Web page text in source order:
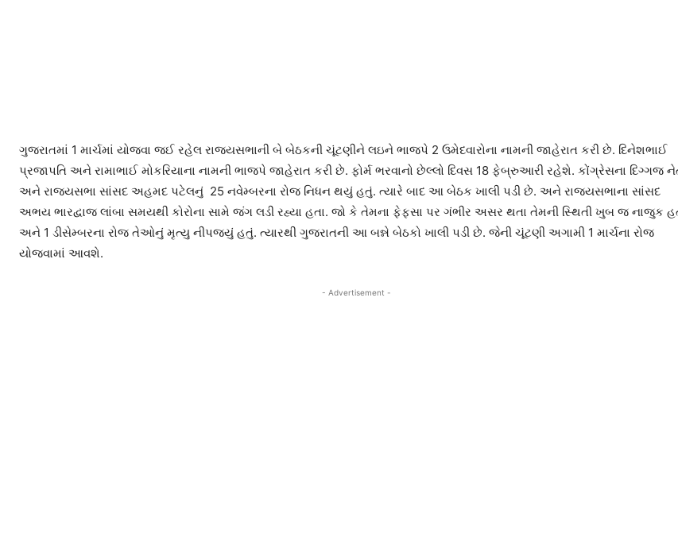
ગુજરાતમાં 1 માર્ચમાં યોજવા જઈ રહેલ રાજ્યસભાની બે બેઠકની ચૂંટણીને લઇને ભાજપે 2 ઉમેદવારોના નામની જાહેરાત કરી છે. દિનેશભાઈ
પ્રજાપતિ અને રામાભાઈ મોકરિયાના નામની ભાજપે જાહેરાત કરી છે. ફોર્મ ભરવાનો છેલ્લો દિવસ 18 ફેબ્રુઆરી રહેશે. કોંગ્રેસના દિગ્ગજ
અને રાજ્યસભા સાંસદ અહમદ પટેલનું 25 નવેમ્બરના રોજ નિધન થયું હતું. ત્યારે બાદ આ બેઠક ખાલી પડી છે. અને રાજ્યસભાના સાંસદ
અભય ભારદ્વાજ લાંબા સમયથી કોરોના સામે જંગ લડી રહ્યા હતા. જો કે તેમના ફેફસા પર ગંભીર અસર થતા તેમની સ્થિતી ખુબ જ નાજુક
અને 1 ડીસેમ્બરના રોજ તેઓનું મૃત્યુ નીપજ્યું હતું. ત્યારથી ગુજરાતની આ બન્ને બેઠકો ખાલી પડી છે. જેની ચૂંટણી અગામી 1 માર્ચના રોજ
યોજવામાં આવશે.
- Advertisement -